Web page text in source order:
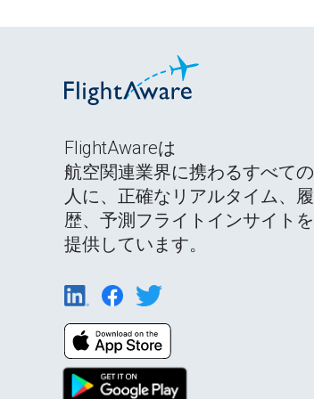
FlightAwareは
航空関連業界に携わるすべての
人に、正確なリアルタイム、履
歴、予測フライトインサイトを
提供しています。